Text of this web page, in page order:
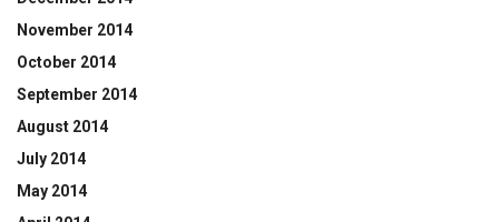
November 2014
October 2014
September 2014
August 2014
July 2014
May 2014